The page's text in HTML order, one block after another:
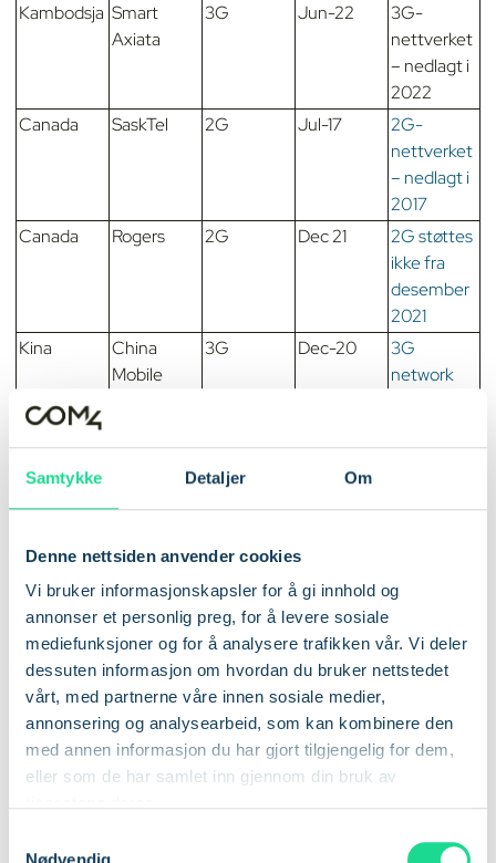
Samtykke Detaljer Om
Denne nettsiden anvender cookies
Vi bruker informasjonskapsler for å gi innhold og
annonser et personlig preg, for å levere sosiale
mediefunksjoner og for å analysere trafikken vår. Vi deler
dessuten informasjon om hvordan du bruker nettstedet
vårt, med partnerne våre innen sosiale medier,
annonsering og analysearbeid, som kan kombinere den
med annen informasjon du har gjort tilgjengelig for dem,
eller som de har samlet inn gjennom din bruk av
Nødvendig
Kambodsja Smart
Axiata
3G Jun-22
3G-
nettverket
– nedlagt i
2022
Canada
SaskTel 2G Jul-17
2G-
nettverket
– nedlagt i
2017
Canada
Rogers 2G Dec 21
2G støttes
ikke fra
desember
2021
Kina
China
Mobile
3G Dec-20
3G
network
for full
nettet
Colombia
Comunica
cion
Celular
3G Dec-25
tidsramme
for full
e av 3G-
nettet
Canada
Rogers 3G Mars-25